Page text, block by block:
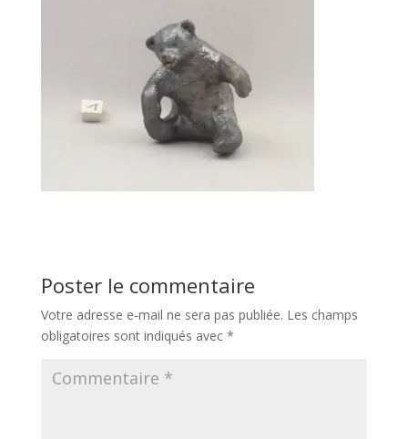
Poster le commentaire
Votre adresse e-mail ne sera pas publiée. Les champs
obligatoires sont indiqués avec *